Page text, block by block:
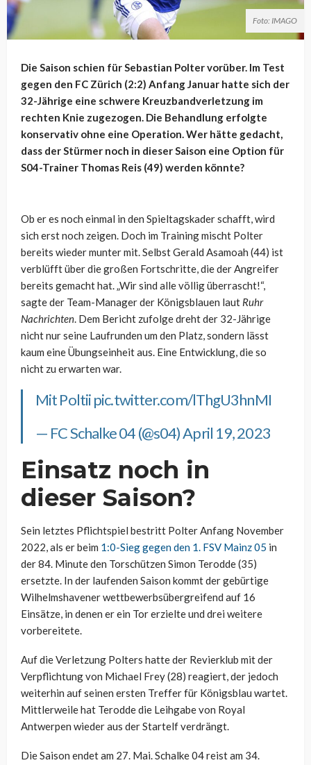
Foto: IMAGO
Die Saison schien für Sebastian Polter vorüber. Im Test
gegen den FC Zürich (2:2) Anfang Januar hatte sich der
32-Jährige eine schwere Kreuzbandverletzung im
rechten Knie zugezogen. Die Behandlung erfolgte
konservativ ohne eine Operation. Wer hätte gedacht,
dass der Stürmer noch in dieser Saison eine Option für
S04-Trainer Thomas Reis (49) werden könnte?
Ob er es noch einmal in den Spieltagskader schafft, wird
sich erst noch zeigen. Doch im Training mischt Polter
bereits wieder munter mit. Selbst Gerald Asamoah (44) ist
verblüfft über die großen Fortschritte, die der Angreifer
bereits gemacht hat. „Wir sind alle völlig überrascht!“,
sagte der Team-Manager der Königsblauen laut Ruhr
Nachrichten. Dem Bericht zufolge dreht der 32-Jährige
nicht nur seine Laufrunden um den Platz, sondern lässt
kaum eine Übungseinheit aus. Eine Entwicklung, die so
nicht zu erwarten war.
Mit Poltiipic.twitter.com/lThgU3hnMI
— FC Schalke 04 (@s04)April 19, 2023
Einsatz noch in
dieser Saison?
Sein letztes Pflichtspiel bestritt Polter Anfang November
2022, als er beim 1:0-Sieg gegen den 1. FSV Mainz 05 in
der 84. Minute den Torschützen Simon Terodde (35)
ersetzte. In der laufenden Saison kommt der gebürtige
Wilhelmshavener wettbewerbsübergreifend auf 16
Einsätze, in denen er ein Tor erzielte und drei weitere
vorbereitete.
Auf die Verletzung Polters hatte der Revierklub mit der
Verpflichtung von Michael Frey (28) reagiert, der jedoch
weiterhin auf seinen ersten Treffer für Königsblau wartet.
Mittlerweile hat Terodde die Leihgabe von Royal
Antwerpen wieder aus der Startelf verdrängt.
Die Saison endet am 27. Mai. Schalke 04 reist am 34.